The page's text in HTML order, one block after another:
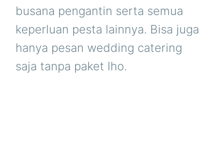
busana pengantin serta semua
keperluan pesta lainnya. Bisa juga
hanya pesan wedding catering
saja tanpa paket lho.